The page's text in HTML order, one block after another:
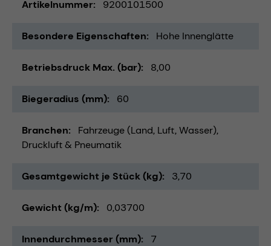
Artikelnummer 9200101500
Besondere Eigenschaften Hohe Innenglätte
Betriebsdruck Max. (bar) 8,00
Biegeradius (mm) 60
Branchen
Fahrzeuge (Land, Luft, Wasser)
Druckluft & Pneumatik
Gesamtgewicht je Stück (kg) 3,70
Gewicht (kg/m) 0,03700
Innendurchmesser (mm) 7